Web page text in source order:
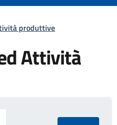
produttive
Attività